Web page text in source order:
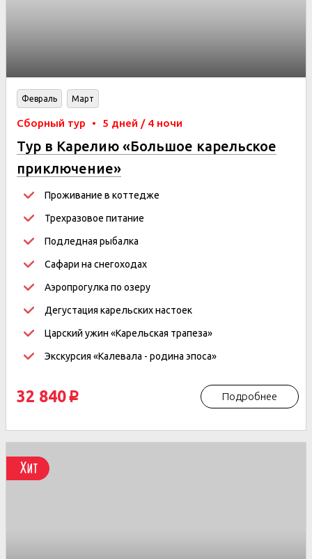
Февраль Март
Сборный тур • 5 дней / 4 ночи
Тур в Карелию «Большое карельское
приключение»
Проживание в коттедже
Трехразовое питание
Подледная рыбалка
Сафари на снегоходах
Аэропрогулка по озеру
Дегустация карельских настоек
Царский ужин «Карельская трапеза»
Экскурсия «Калевала - родина эпоса»
32 840 p Подробнее
Хит